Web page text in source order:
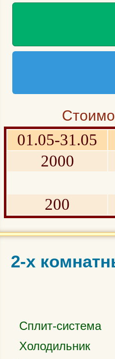
01.05-31.05
2000
200
2-х
Сплит-система
Холодильник